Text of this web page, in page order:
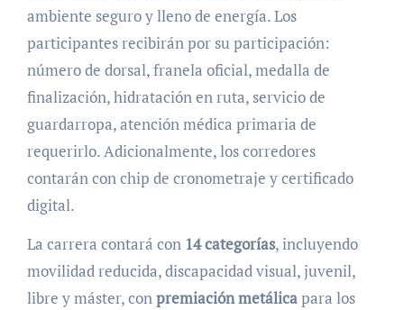
ambiente seguro y lleno de energía. Los
participantes recibirán por su participación:
número de dorsal, franela oficial, medalla de
finalización, hidratación en ruta, servicio de
guardarropa, atención médica primaria de
requerirlo. Adicionalmente, los corredores
contarán con chip de cronometraje y certificado
digital.
La carrera contará con 14 categorías, incluyendo
movilidad reducida, discapacidad visual, juvenil,
libre y máster, conpremiación metálicapara los